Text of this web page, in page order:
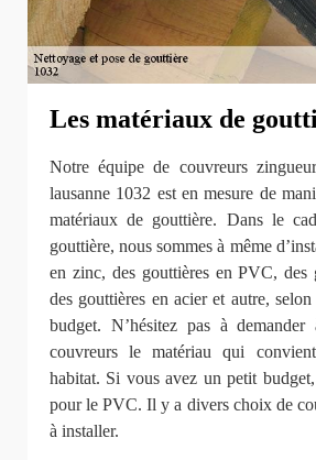
Les matériaux de
Notre équipe de couvreurs
lausanne 1032 est en mesure de
matériaux de gouttière. Dans le
gouttière, nous sommes à même
en zinc, des gouttières en PVC, des
des gouttières en acier et autre,
budget. N’hésitez pas à demander
couvreurs le matériau qui
habitat. Si vous avez un petit budget,
pour le PVC. Il y a divers choix de
à installer.